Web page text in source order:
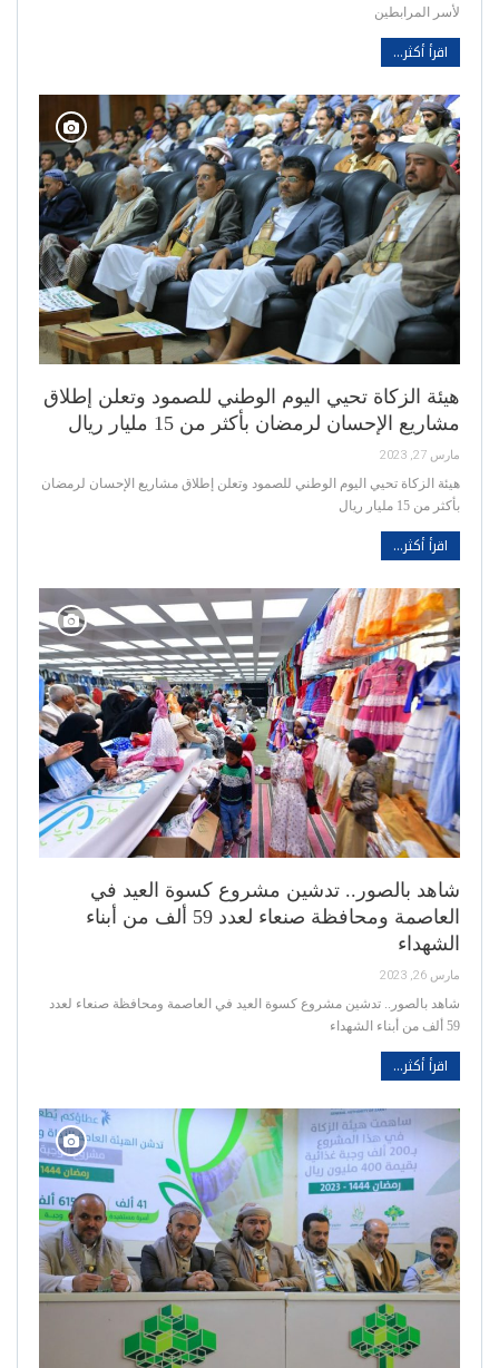
لأسر المرابطين
اقرأ أكثر...
هيئة الزكاة تحيي اليوم الوطني للصمود وتعلن إطلاق
مشاريع الإحسان لرمضان بأكثر من 15 مليار ريال
مارس 27, 2023
هيئة الزكاة تحيي اليوم الوطني للصمود وتعلن إطلاق مشاريع الإحسان لرمضان
بأكثر من 15 مليار ريال
اقرأ أكثر...
شاهد بالصور.. تدشين مشروع كسوة العيد في
العاصمة ومحافظة صنعاء لعدد 59 ألف من أبناء
الشهداء
مارس 26, 2023
شاهد بالصور.. تدشين مشروع كسوة العيد في العاصمة ومحافظة صنعاء لعدد
59 ألف من أبناء الشهداء
اقرأ أكثر...